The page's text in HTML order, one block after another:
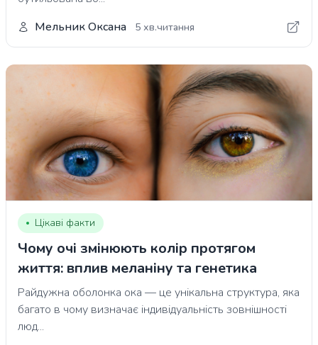
Мельник Оксана
5 хв.читання
Цікаві факти
Чому очі змінюють колір протягом
життя: вплив меланіну та генетика
Райдужна оболонка ока — це унікальна структура, яка
багато в чому визначає індивідуальність зовнішності
люд...